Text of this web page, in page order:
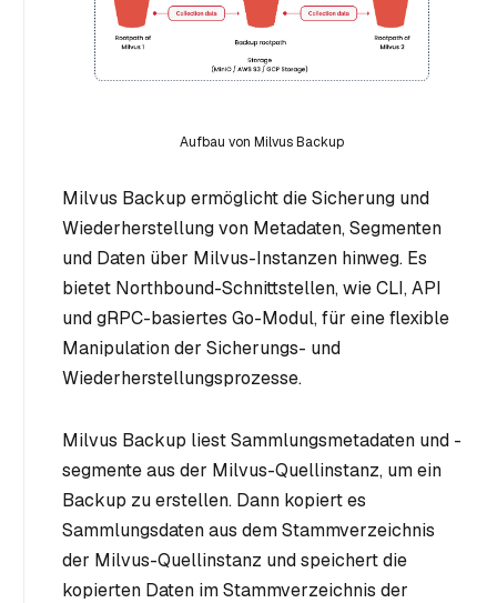
Aufbau von Milvus Backup
Milvus Backup ermöglicht die Sicherung und
Wiederherstellung von Metadaten, Segmenten
und Daten über Milvus-Instanzen hinweg. Es
bietet Northbound-Schnittstellen, wie CLI, API
und gRPC-basiertes Go-Modul, für eine flexible
Manipulation der Sicherungs- und
Wiederherstellungsprozesse.
Milvus Backup liest Sammlungsmetadaten und -
segmente aus der Milvus-Quellinstanz, um ein
Backup zu erstellen. Dann kopiert es
Sammlungsdaten aus dem Stammverzeichnis
der Milvus-Quellinstanz und speichert die
kopierten Daten im Stammverzeichnis der